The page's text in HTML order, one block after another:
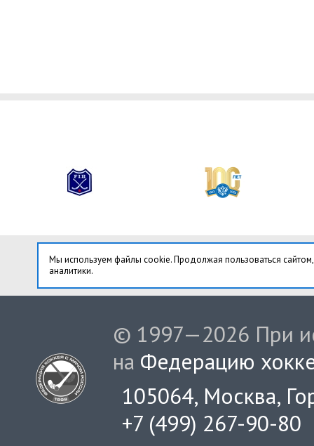
Мы используем файлы cookie. Продолжая пользоваться
аналитики.
© 1997—2026 При
на Федерацию
105064, Москва,
+7 (499) 267-90-80